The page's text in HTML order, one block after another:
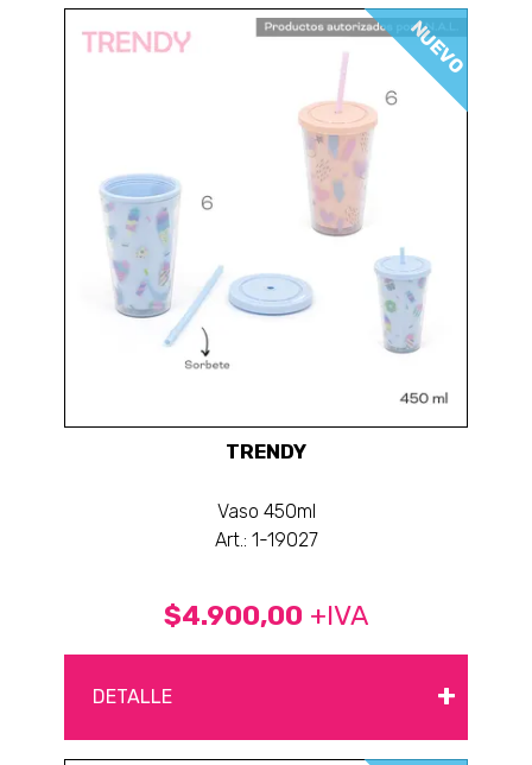
NUEVO
TRENDY
Vaso 450ml
Art.: 1-19027
$4.900,00 +IVA
DETALLE +